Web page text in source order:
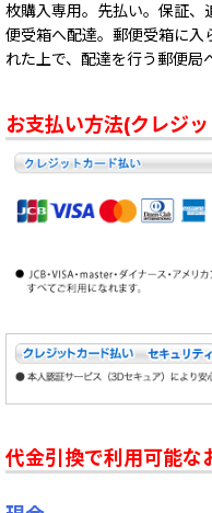
枚購入専用。先払い。保証
便受箱へ配達。郵便受箱に入
れた上で、配達を行う郵便局
お支払い方法(クレジ
代金引換で利用可能な